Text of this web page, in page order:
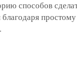
способов